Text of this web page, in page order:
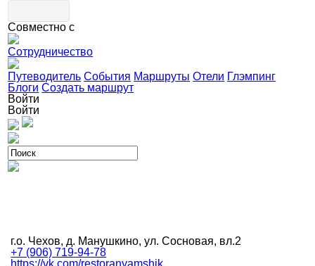
Совместно с
Сотрудничество
Путеводитель События Маршруты Отели Глэмпинг
Блоги Создать маршрут
Войти
Войти
г.о. Чехов, д. Манушкино, ул. Сосновая, вл.2
+7 (906) 719-94-78
https://vk.com/restoranyamshik